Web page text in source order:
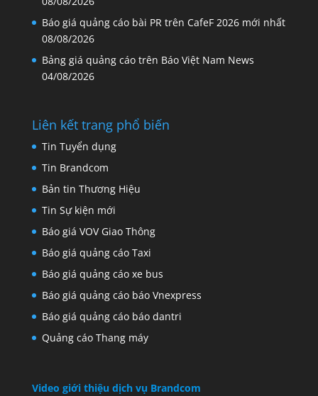
Báo giá quảng cáo bài PR trên CafeF 2026 mới nhất
08/08/2026
Bảng giá quảng cáo trên Báo Việt Nam News
04/08/2026
Liên kết trang phổ biến
Tin Tuyển dụng
Tin Brandcom
Bản tin Thương Hiệu
Tin Sự kiện mới
Báo giá VOV Giao Thông
Báo giá quảng cáo Taxi
Báo giá quảng cáo xe bus
Báo giá quảng cáo báo Vnexpress
Báo giá quảng cáo báo dantri
Quảng cáo Thang máy
Video giới thiệu dịch vụ Brandcom